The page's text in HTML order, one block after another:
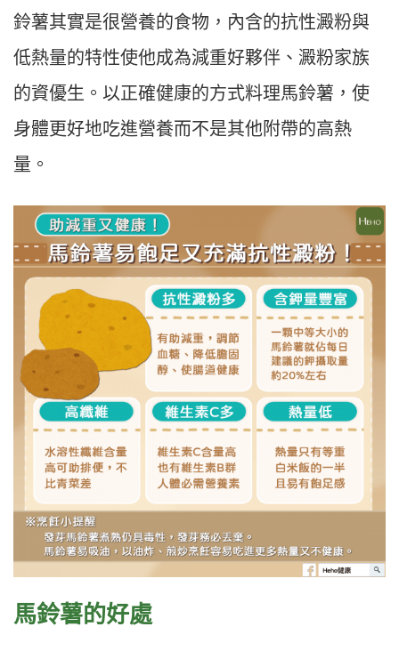
鈴薯其實是很營養的食物，內含的抗性澱粉與
低熱量的特性使他成為減重好夥伴、澱粉家族
的資優生。以正確健康的方式料理馬鈴薯，使
身體更好地吃進營養而不是其他附帶的高熱
量。
馬鈴薯的好處